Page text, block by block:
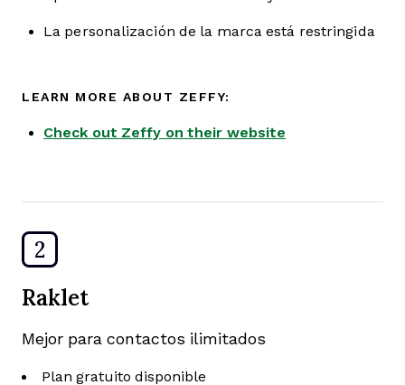
La personalización de la marca está restringida
LEARN MORE ABOUT ZEFFY:
Check out Zeffy on their website
2
Raklet
Mejor para contactos ilimitados
Plan gratuito disponible